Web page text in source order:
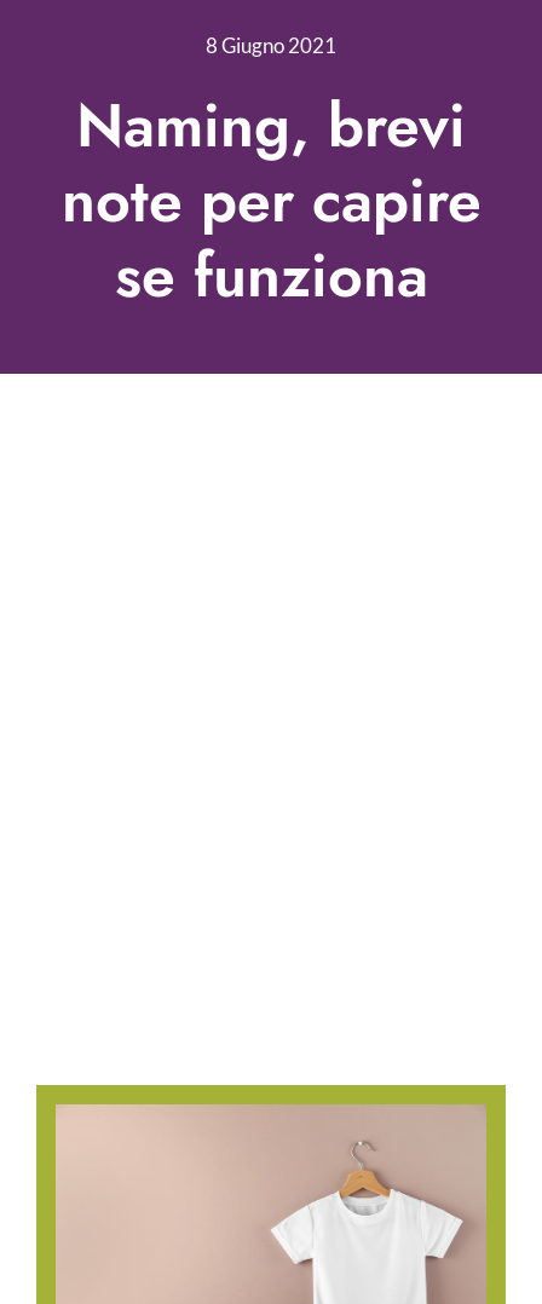
Nonprofit Blog
Libri
Fundraising Academy
Multimedia
Come contattarci
8 Giugno 2021
Naming, brevi
note per capire
se funziona